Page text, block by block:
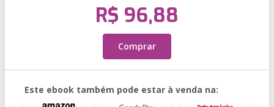
R$ 96,88
Comprar
Este ebook também pode estar à venda na: